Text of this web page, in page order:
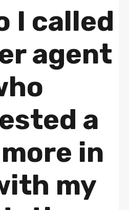
I called
agent
a
in
my